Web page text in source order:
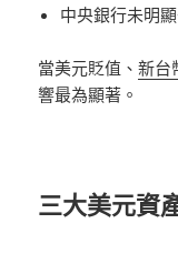
中央銀行未明
當美元貶值、新台
響最為顯著。
三大美元資